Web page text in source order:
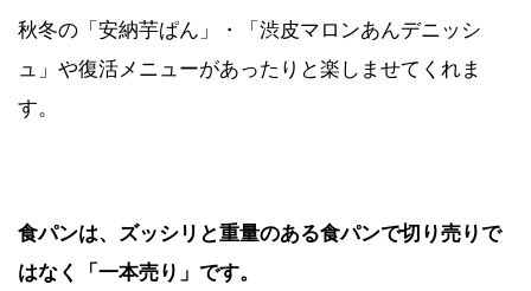
秋冬の「安納芋ぱん」・「渋皮マロンあんデニッシ
ュ」や復活メニューがあったりと楽しませてくれま
す。
食パンは、ズッシリと重量のある食パンで切り売りで
はなく「一本売り」です。